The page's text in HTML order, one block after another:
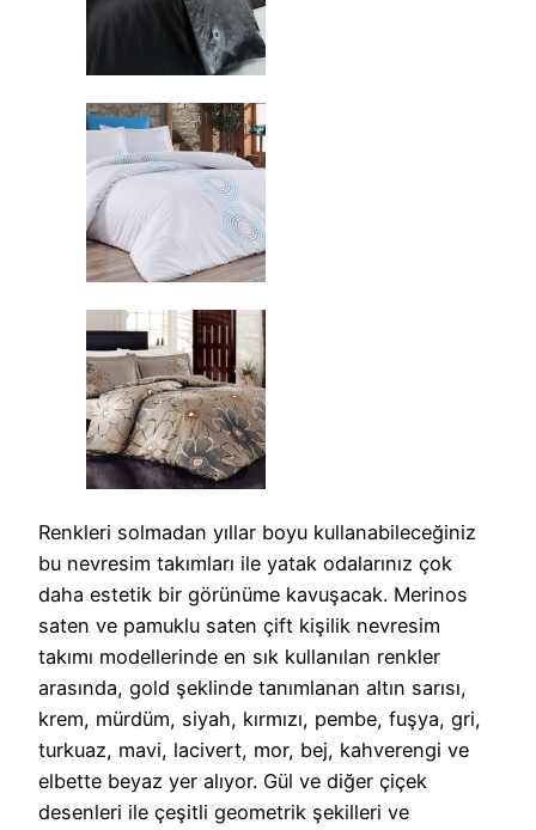
Renkleri solmadan yıllar boyu kullanabileceğiniz
bu nevresim takımları ile yatak odalarınız çok
daha estetik bir görünüme kavuşacak. Merinos
saten ve pamuklu saten çift kişilik nevresim
takımı modellerinde en sık kullanılan renkler
arasında, gold şeklinde tanımlanan altın sarısı,
krem, mürdüm, siyah, kırmızı, pembe, fuşya, gri,
turkuaz, mavi, lacivert, mor, bej, kahverengi ve
elbette beyaz yer alıyor. Gül ve diğer çiçek
desenleri ile çeşitli geometrik şekilleri ve